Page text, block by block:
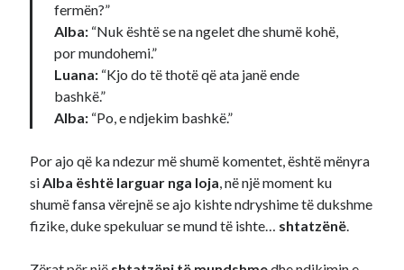
fermën?”
Alba: “Nuk është se na ngelet dhe shumë kohë,
por mundohemi.”
Luana: “Kjo do të thotë që ata janë ende
bashkë.”
Alba: “Po, e ndjekim bashkë.”
Por ajo që ka ndezur më shumë komentet, është mënyra
siAlba është larguar nga loja, në një moment ku
shumë fansa vërejnë se ajo kishte ndryshime të dukshme
fizike, duke spekuluar se mund të ishte… shtatzënë.